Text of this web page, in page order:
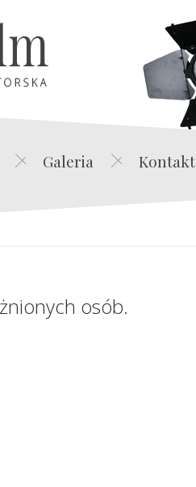
Edwin Film Agencja Aktorska
Galeria Kontakt
osób.